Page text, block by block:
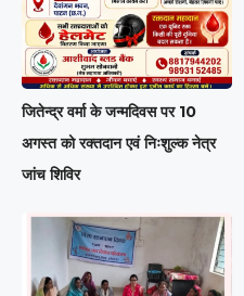
जितेन्द्र वर्मा के जन्मदिवस पर 10
अगस्त को रक्तदान एवं निःशुल्क नेत्र
जांच शिविर